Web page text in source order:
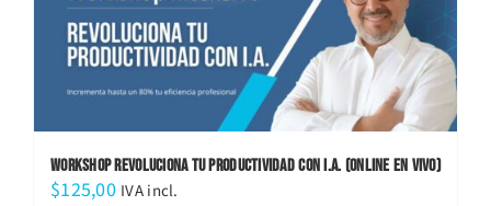
WORKSHOP REVOLUCIONA TU PRODUCTIVIDAD CON I.A. (ONLINE EN VIVO)
$125,00 IVA incl.